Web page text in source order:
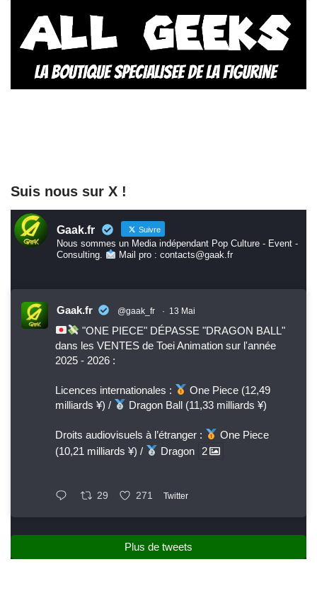
Suis nous sur X !
Gaak.fr Suivre
Nous sommes un Media indépendant Pop Culture - Event -
Consulting.
Mail pro : contacts@gaak.fr
Gaak.fr @gaak_fr · 13 Mai
"ONE PIECE" DÉPASSE "DRAGON BALL"
dans les VENTES de Toei Animation sur l'année
2025 - 2026 :
Licences internationales :
One Piece (12,49
milliards ¥) /
Dragon Ball (11,33 milliards ¥)
Droits audiovisuels à l’étranger :
One Piece
(10,21 milliards ¥) /
Dragon 2
29 271 Twitter
Plus de tweets